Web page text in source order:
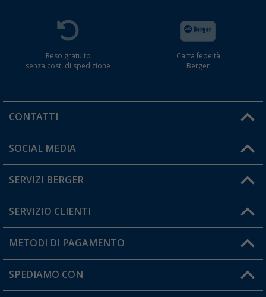
Reso gratuito
senza costi di spedizione
Carta fedeltà
Berger
CONTATTI
Orari di apertura del servizio:
Hai una domanda?
SOCIAL MEDIA
SERVIZI BERGER
Diventare rivenditori
Il mio Account
Carta fedeltà Berger
SERVIZIO CLIENTI
Informazioni sulla spedizione
Resi
METODI DI PAGAMENTO
SPEDIAMO CON